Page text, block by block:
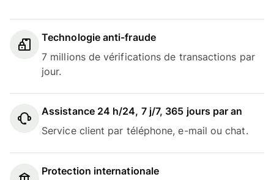
Technologie anti-fraude
7 millions de vérifications de transactions par
jour.
Assistance 24 h/24, 7 j/7, 365 jours par an
Service client par téléphone, e-mail ou chat.
Protection internationale